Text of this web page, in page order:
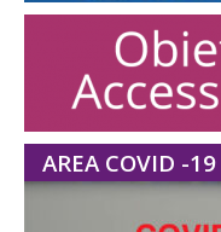
AREA COVID -19